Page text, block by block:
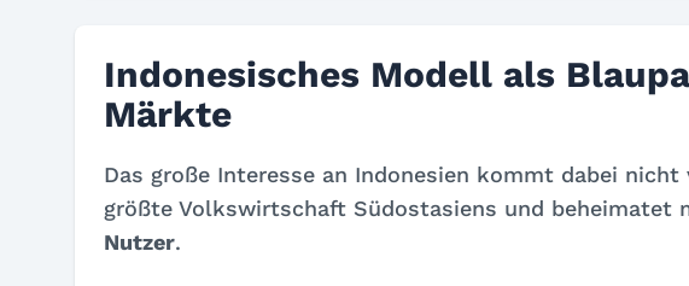
Indonesisches Modell als
Märkte
Das große Interesse an Indonesien kommt dabei
größte Volkswirtschaft Südostasiens und beheimatet
Nutzer.